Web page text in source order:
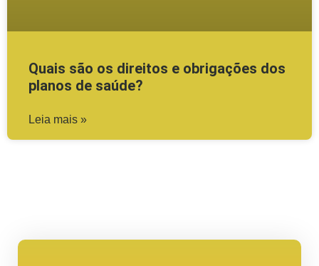
Quais são os direitos e obrigações dos
planos de saúde?
Leia mais »